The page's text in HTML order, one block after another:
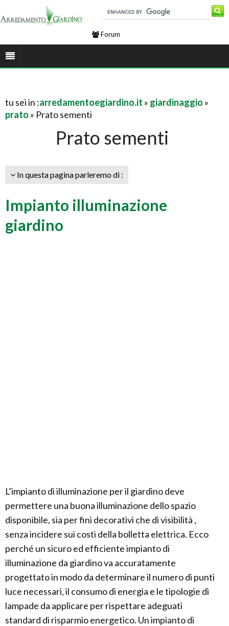
Forum
tu sei in :arredamentoegiardino.it » giardinaggio »
prato » Prato sementi
Prato sementi
In questa pagina parleremo di :
Impianto illuminazione
giardino
L’impianto di illuminazione per il giardino deve
permettere una buona illuminazione dello spazio
disponibile, sia per fini decorativi che di visibilità ,
senza incidere sui costi della bolletta elettrica. Ecco
perché un sicuro ed efficiente impianto di
illuminazione da giardino va accuratamente
progettato in modo da determinare il numero di punti
luce necessari, il consumo di energia e le tipologie di
lampade da applicare per rispettare adeguati
standard di risparmio energetico. Un impianto di